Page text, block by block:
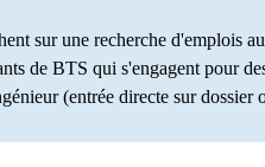
sur une recherche d'emplois
de BTS qui s'engagent pour
(entrée directe sur dossier